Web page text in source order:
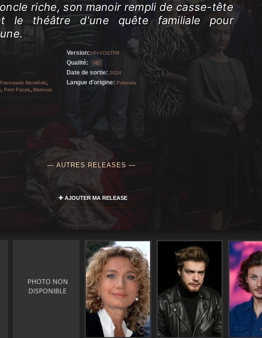
riche, son manoir rempli de casse-tête
le théâtre d'une quête familiale pour
Franciszek Słomiński,
, Piotr Pacek, Mateusz
Version:VF+VOSTFR
Qualité: HD
Date de sortie: 2024
Langue d'origine: Polonais
— AUTRES RELEASES —
AJOUTER MA RELEASE